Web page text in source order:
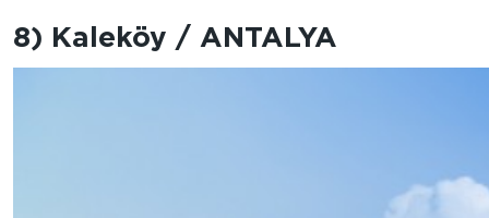
8) Kaleköy / ANTALYA